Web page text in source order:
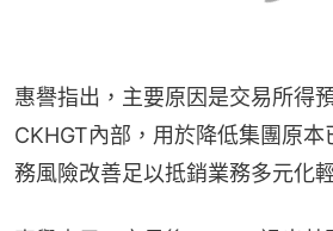
惠譽指出，主要原因是交易所得
CKHGT內部，用於降低集團原
務風險改善足以抵銷業務多元化